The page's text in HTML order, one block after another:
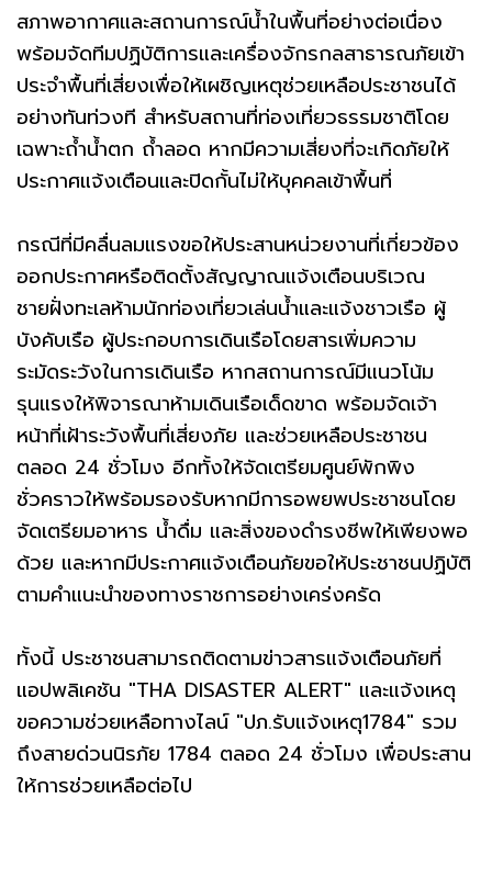
สภาพอากาศและสถานการณ์น้ำในพื้นที่อย่างต่อเนื่อง
พร้อมจัดทีมปฏิบัติการและเครื่องจักรกลสาธารณภัยเข้า
ประจำพื้นที่เสี่ยงเพื่อให้เผชิญเหตุช่วยเหลือประชาชนได้
อย่างทันท่วงที สำหรับสถานที่ท่องเที่ยวธรรมชาติโดย
เฉพาะถ้ำน้ำตก ถ้ำลอด หากมีความเสี่ยงที่จะเกิดภัยให้
ประกาศแจ้งเตือนและปิดกั้นไม่ให้บุคคลเข้าพื้นที่
กรณีที่มีคลื่นลมแรงขอให้ประสานหน่วยงานที่เกี่ยวข้อง
ออกประกาศหรือติดตั้งสัญญาณแจ้งเตือนบริเวณ
ชายฝั่งทะเลห้ามนักท่องเที่ยวเล่นน้ำและแจ้งชาวเรือ ผู้
บังคับเรือ ผู้ประกอบการเดินเรือโดยสารเพิ่มความ
ระมัดระวังในการเดินเรือ หากสถานการณ์มีแนวโน้ม
รุนแรงให้พิจารณาห้ามเดินเรือเด็ดขาด พร้อมจัดเจ้า
หน้าที่เฝ้าระวังพื้นที่เสี่ยงภัย และช่วยเหลือประชาชน
ตลอด 24 ชั่วโมง อีกทั้งให้จัดเตรียมศูนย์พักพิง
ชั่วคราวให้พร้อมรองรับหากมีการอพยพประชาชนโดย
จัดเตรียมอาหาร น้ำดื่ม และสิ่งของดำรงชีพให้เพียงพอ
ด้วย และหากมีประกาศแจ้งเตือนภัยขอให้ประชาชนปฏิบัติ
ตามคำแนะนำของทางราชการอย่างเคร่งครัด
ทั้งนี้ ประชาชนสามารถติดตามข่าวสารแจ้งเตือนภัยที่
แอปพลิเคชัน "THA DISASTER ALERT" และแจ้งเหตุ
ขอความช่วยเหลือทางไลน์ "ปภ.รับแจ้งเหตุ1784" รวม
ถึงสายด่วนนิรภัย 1784 ตลอด 24 ชั่วโมง เพื่อประสาน
ให้การช่วยเหลือต่อไป